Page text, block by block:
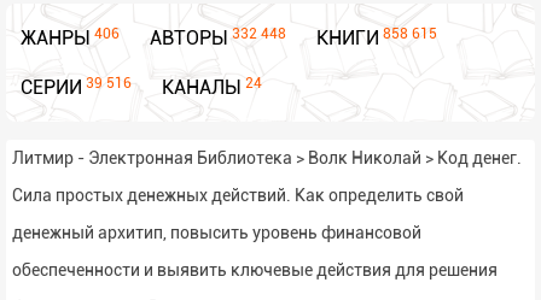
ЖАНРЫ 406 АВТОРЫ 332 448 КНИГИ 858 615
СЕРИИ 39 516 КАНАЛЫ 24
Литмир - Электронная Библиотека > Волк Николай > Код денег.
Сила простых денежных действий. Как определить свой
денежный архитип, повысить уровень финансовой
обеспеченности и выявить ключевые действия для решения